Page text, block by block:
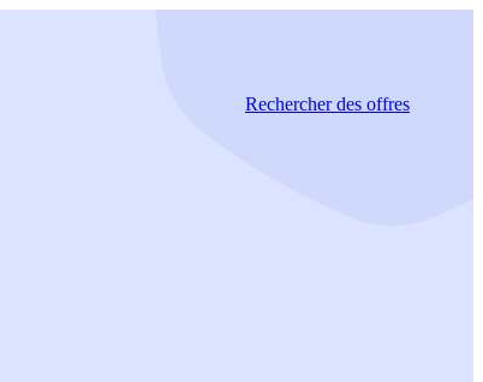
Rechercherdes offres